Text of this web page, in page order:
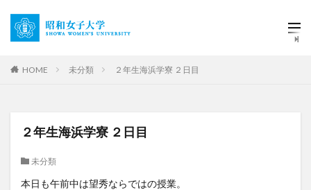
HOME 未分類 ２年生海浜学寮 ２日目
２年生海浜学寮 ２日目
未分類
本日も午前中は望秀ならではの授業。